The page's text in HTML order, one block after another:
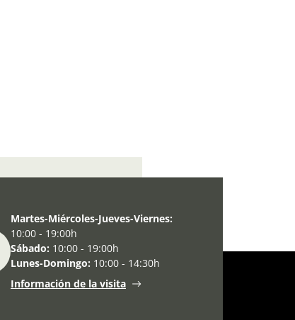
Martes-Miércoles-Jueves-Viernes:
10:00 - 19:00h
Sábado: 10:00 - 19:00h
Lunes-Domingo: 10:00 - 14:30h
Información de la visita